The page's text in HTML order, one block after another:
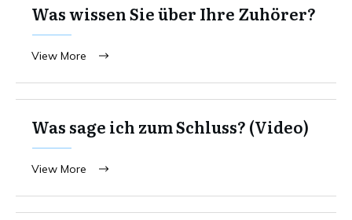
Was wissen Sie über Ihre Zuhörer?
View More
Was sage ich zum Schluss? (Video)
View More